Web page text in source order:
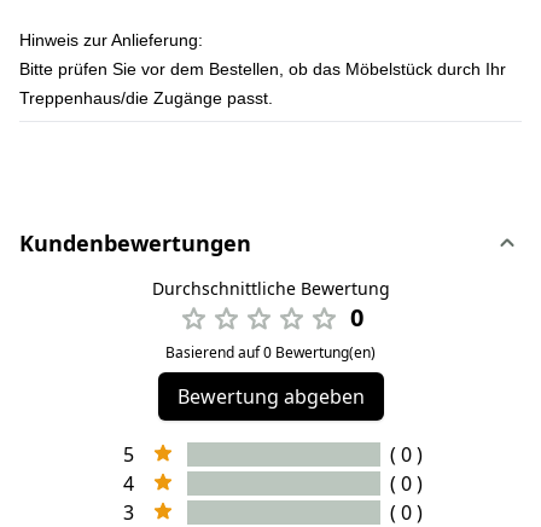
Hinweis zur Anlieferung:
Bitte prüfen Sie vor dem Bestellen, ob das Möbelstück durch Ihr
Treppenhaus/die Zugänge passt.
Kundenbewertungen
Durchschnittliche Bewertung
0
Basierend auf 0 Bewertung(en)
Bewertung abgeben
5
( 0 )
4
( 0 )
3
( 0 )